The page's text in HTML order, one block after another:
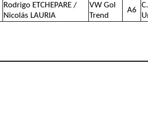
Rodrigo ETCHEPARE /
Nicolás LAURIA
VW Gol
Trend
A6